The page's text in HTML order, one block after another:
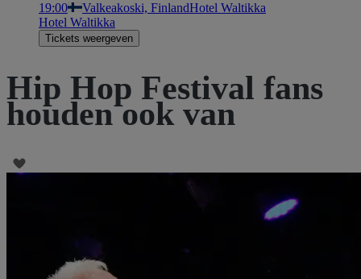
19:00 Valkeakoski, FinlandHotel Waltikka
Hotel Waltikka
Tickets weergeven
Hip Hop Festival fans
houden ook van